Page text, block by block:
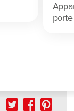
À partir de